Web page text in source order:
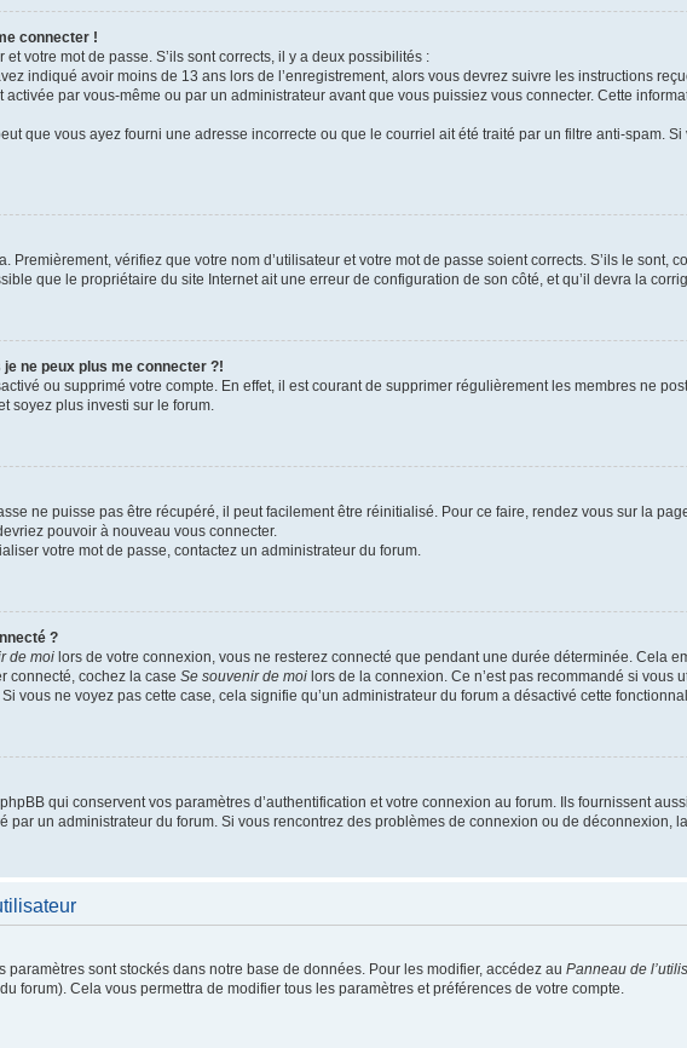
connecter !
votre mot de passe. S’ils sont corrects, il y a deux possibilités :
indiqué avoir moins de 13 ans lors de l’enregistrement, alors vous devrez suivre les instructions
par vous-même ou par un administrateur avant que vous puissiez vous connecter. Cette
que vous ayez fourni une adresse incorrecte ou que le courriel ait été traité par un filtre anti-spam.
Premièrement, vérifiez que votre nom d’utilisateur et votre mot de passe soient corrects. S’ils le sont,
que le propriétaire du site Internet ait une erreur de configuration de son côté, et qu’il devra la
ne peux plus me connecter ?!
ou supprimé votre compte. En effet, il est courant de supprimer régulièrement les membres ne
soyez plus investi sur le forum.
ne puisse pas être récupéré, il peut facilement être réinitialisé. Pour ce faire, rendez vous sur la
pouvoir à nouveau vous connecter.
votre mot de passe, contactez un administrateur du forum.
?
de moi lors de votre connexion, vous ne resterez connecté que pendant une durée déterminée. Cela
connecté, cochez la case Se souvenir de moi lors de la connexion. Ce n’est pas recommandé si
vous ne voyez pas cette case, cela signifie qu’un administrateur du forum a désactivé cette
qui conservent vos paramètres d’authentification et votre connexion au forum. Ils fournissent
par un administrateur du forum. Si vous rencontrez des problèmes de connexion ou de déconnexion,
paramètres sont stockés dans notre base de données. Pour les modifier, accédez au Panneau de
forum). Cela vous permettra de modifier tous les paramètres et préférences de votre compte.